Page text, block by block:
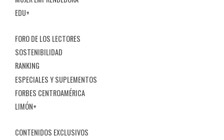
EDU+
FORO DE LOS LECTORES
SOSTENIBILIDAD
RANKING
ESPECIALES Y SUPLEMENTOS
FORBES CENTROAMÉRICA
LIMÓN+
CONTENIDOS EXCLUSIVOS